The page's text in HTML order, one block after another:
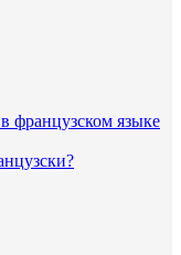
французском языке